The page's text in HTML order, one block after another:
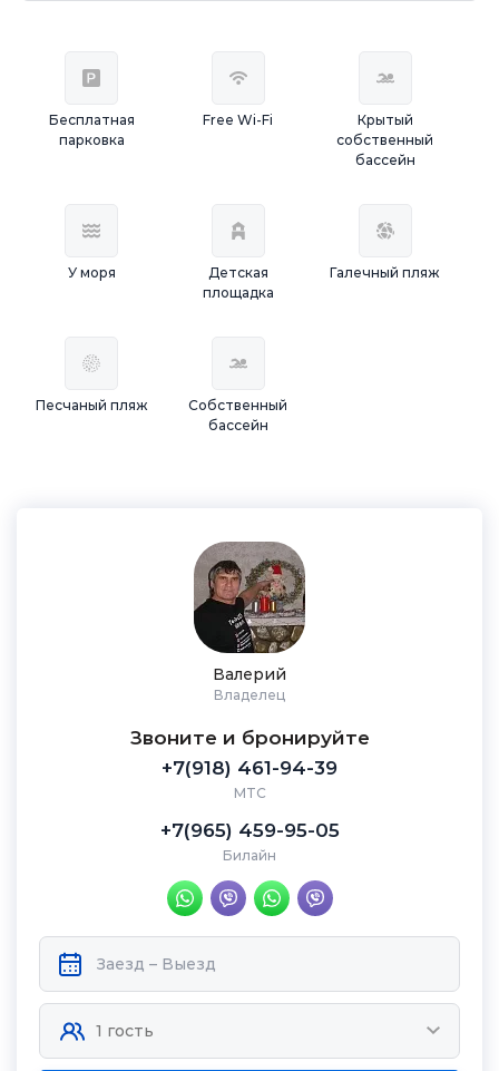
Бесплатная
парковка
Free Wi-Fi
Крытый
собственный
бассейн
У моря
Детская
площадка
Галечный пляж
Песчаный пляж
Собственный
бассейн
Валерий
Владелец
Звоните и бронируйте
+7(918) 461-94-39
МТС
+7(965) 459-95-05
Билайн